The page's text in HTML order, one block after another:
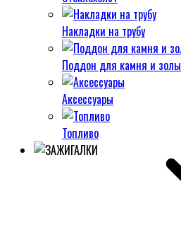
Накладки на трубу
Поддон для камня и золы
Аксессуары
Топливо